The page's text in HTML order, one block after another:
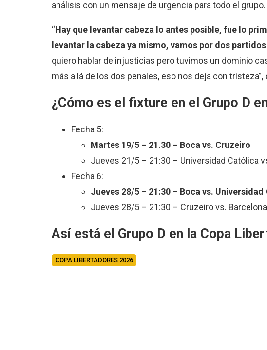
análisis con un mensaje de urgencia para todo el grupo.
“Hay que levantar cabeza lo antes posible, fue lo
levantar la cabeza ya mismo, vamos por dos
quiero hablar de injusticias pero tuvimos un dominio
más allá de los dos penales, eso nos deja con tristeza”,
¿Cómo es el fixture en el Grupo D
Fecha 5:
Martes 19/5 – 21.30 – Boca vs. Cruzeiro
Jueves 21/5 – 21:30 – Universidad Católica
Fecha 6:
Jueves 28/5 – 21:30 – Boca vs. Universidad
Jueves 28/5 – 21:30 – Cruzeiro vs.
Así está el Grupo D en la Copa
COPA LIBERTADORES 2026